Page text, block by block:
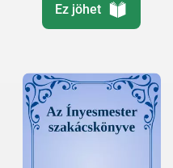
Ez jöhet